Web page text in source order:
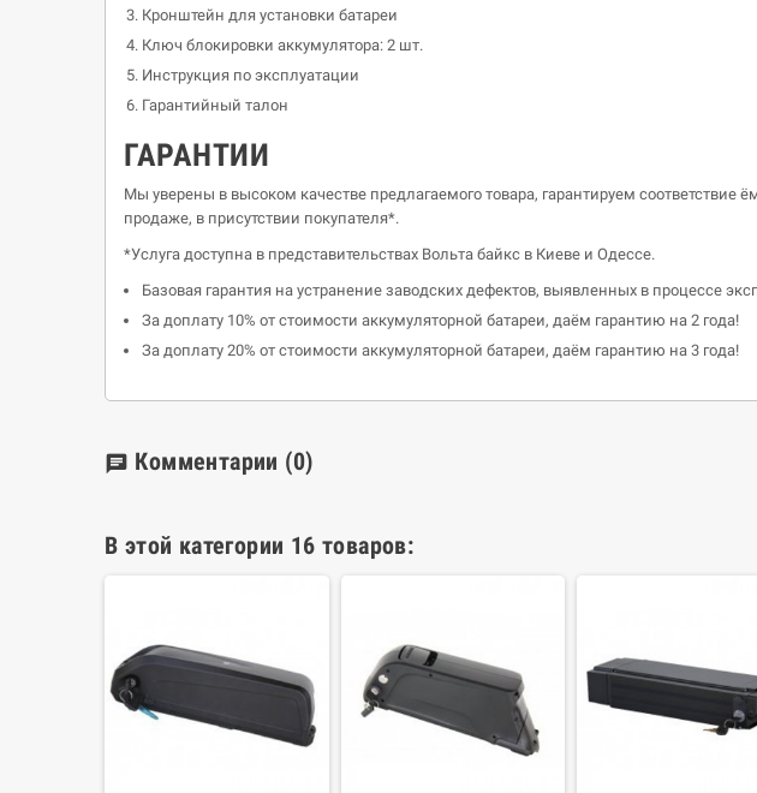
Кронштейн для установки батареи
Ключ блокировки аккумулятора: 2 шт.
Инструкция по эксплуатации
Гарантийный талон
ГАРАНТИИ
Мы уверены в высоком качестве предлагаемого товара, гарантируем соответствие
продаже, в присутствии покупателя*.
*Услуга доступна в представительствах Вольта байкс в Киеве и Одессе.
Базовая гарантия на устранение заводских дефектов, выявленных в процессе
За доплату 10% от стоимости аккумуляторной батареи, даём гарантию на 2 года!
За доплату 20% от стоимости аккумуляторной батареи, даём гарантию на 3 года!
chat Комментарии (0)
В этой категории 16 товаров: